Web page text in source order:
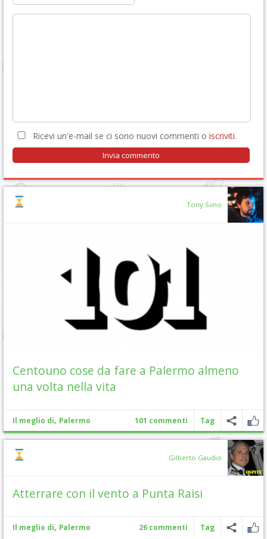
Ricevi un'e-mail se ci sono nuovi commenti o iscriviti.
Tony Siino
Centouno cose da fare a Palermo almeno
una volta nella vita
Il meglio di, Palermo 101 commenti Tag
Gilberto Gaudio
Atterrare con il vento a Punta Raisi
Il meglio di, Palermo 26 commenti Tag